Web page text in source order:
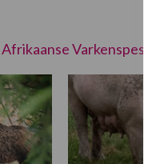
Afrikaanse Varkenspest